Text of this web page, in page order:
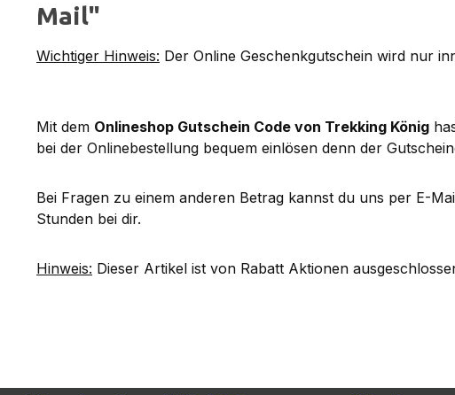
Mail"
Wichtiger Hinweis: Der Online Geschenkgutschein wird nur
Mit dem Onlineshop Gutschein Code von Trekking König
bei der Onlinebestellung bequem einlösen denn der
Bei Fragen zu einem anderen Betrag kannst du uns per E-
Stunden bei dir.
Hinweis: Dieser Artikel ist von Rabatt Aktionen